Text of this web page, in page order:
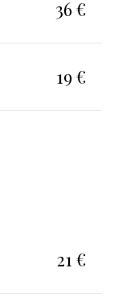
36 €
19 €
21 €